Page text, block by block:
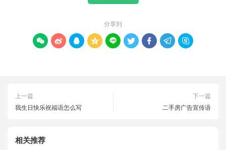
分享到
        
上一篇
我生日快乐祝福语怎么写
下一篇
二手房广告宣传语
相关推荐